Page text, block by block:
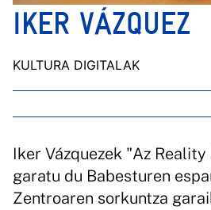
IKER VÁZQUEZ
KULTURA DIGITALAK
Iker Vázquezek "Az
garatu du Babesturen
Zentroaren sorkuntza